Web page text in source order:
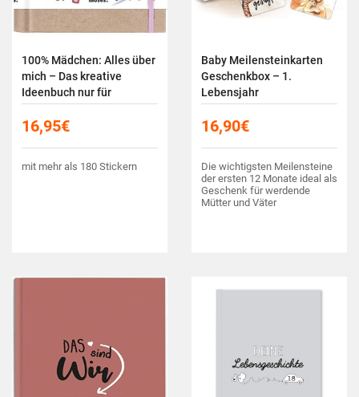
100% Mädchen: Alles über
mich – Das kreative
Ideenbuch nur für
Mädchen
16,95€
mit mehr als 180 Stickern
Baby Meilensteinkarten
Geschenkbox – 1.
Lebensjahr
16,90€
Die wichtigsten Meilensteine
der ersten 12 Monate ideal als
Geschenk für werdende
Mütter und Väter